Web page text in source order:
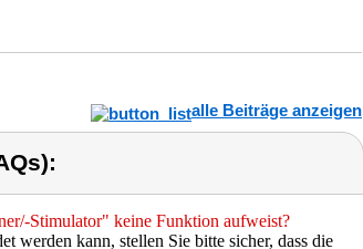
alle Beiträge anzeigen
Stimulator" keine Funktion aufweist?
werden kann, stellen Sie bitte sicher, dass die